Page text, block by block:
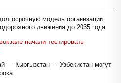
модель организации
движения до 2035 года
начали тестировать
— Кыргызстан — Узбекистан могут